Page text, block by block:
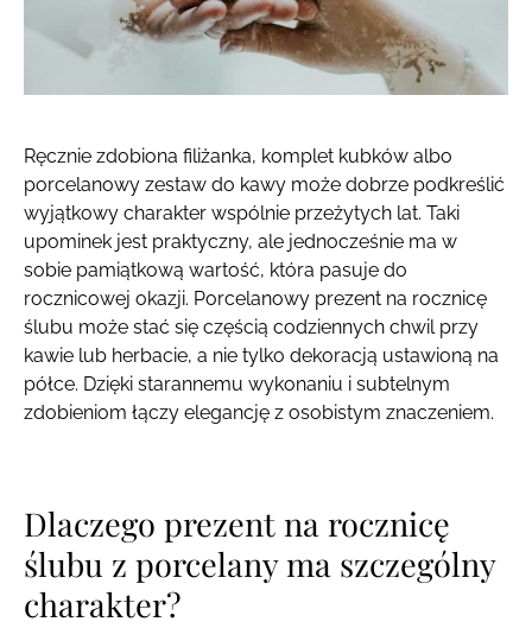
Ręcznie zdobiona filiżanka, komplet kubków albo
porcelanowy zestaw do kawy może dobrze podkreślić
wyjątkowy charakter wspólnie przeżytych lat. Taki
upominek jest praktyczny, ale jednocześnie ma w
sobie pamiątkową wartość, która pasuje do
rocznicowej okazji. Porcelanowy prezent na rocznicę
ślubu może stać się częścią codziennych chwil przy
kawie lub herbacie, a nie tylko dekoracją ustawioną na
półce. Dzięki starannemu wykonaniu i subtelnym
zdobieniom łączy elegancję z osobistym znaczeniem.
Dlaczego prezent na rocznicę
ślubu z porcelany ma szczególny
charakter?